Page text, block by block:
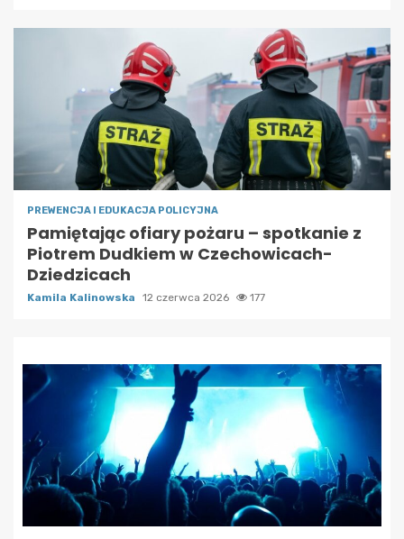
PREWENCJA I EDUKACJA POLICYJNA
Pamiętając ofiary pożaru – spotkanie z
Piotrem Dudkiem w Czechowicach-
Dziedzicach
Kamila Kalinowska 12 czerwca 2026 177